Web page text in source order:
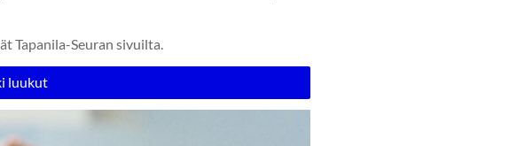
Tapanila-Seuran sivuilta.
luukut